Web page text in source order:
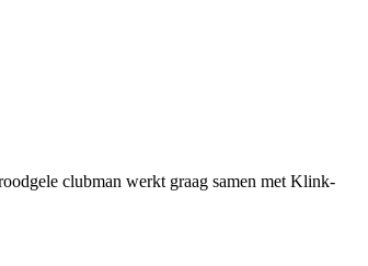
clubman werkt graag samen met Klink-